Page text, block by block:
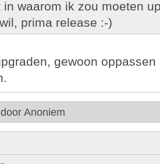
in waarom ik zou moeten
prima release :-)
gewoon
Anoniem